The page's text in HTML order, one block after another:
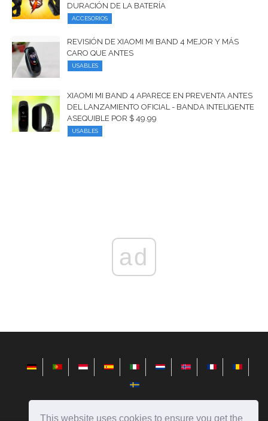
This website uses cookies to ensure you get the
DURACIÓN DE LA BATERÍA
ACCESORIOS
REVISIÓN DE XIAOMI MI BAND 4 MEJOR Y MÁS
CARO QUE ANTES
USABLES
XIAOMI MI BAND 4 APARECE EN PREVENTA ANTES
DEL LANZAMIENTO OFICIAL - BANDA INTELIGENTE
ASEQUIBLE POR $ 49.99
USABLES
ad